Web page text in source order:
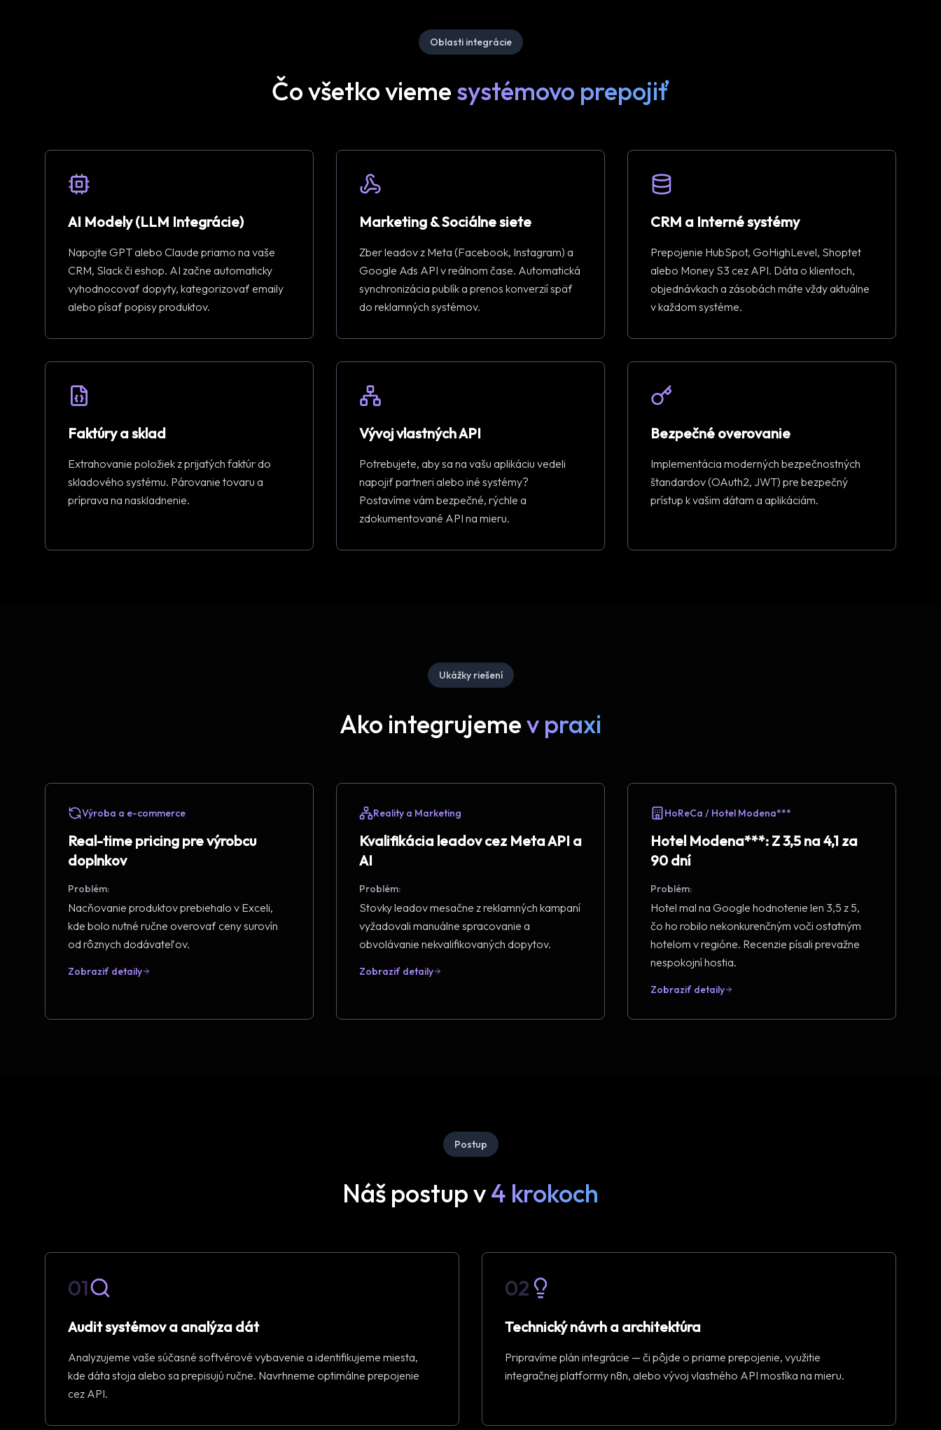
Oblasti integrácie
Čo všetko vieme systémovo prepojiť
AI Modely (LLM Integrácie)
Napojte GPT alebo Claude priamo na vaše
CRM, Slack či eshop. AI začne automaticky
vyhodnocovať dopyty, kategorizovať emaily
alebo písať popisy produktov.
Marketing & Sociálne siete
Zber leadov z Meta (Facebook, Instagram) a
Google Ads API v reálnom čase. Automatická
synchronizácia publík a prenos konverzií späť
do reklamných systémov.
CRM a Interné systémy
Prepojenie HubSpot, GoHighLevel, Shoptet
alebo Money S3 cez API. Dáta o klientoch,
objednávkach a zásobách máte vždy aktuálne
v každom systéme.
Faktúry a sklad
Extrahovanie položiek z prijatých faktúr do
skladového systému. Párovanie tovaru a
príprava na naskladnenie.
Vývoj vlastných API
Potrebujete, aby sa na vašu aplikáciu vedeli
napojiť partneri alebo iné systémy?
Postavíme vám bezpečné, rýchle a
zdokumentované API na mieru.
Bezpečné overovanie
Implementácia moderných bezpečnostných
štandardov (OAuth2, JWT) pre bezpečný
prístup k vašim dátam a aplikáciám.
Ukážky riešení
Ako integrujemev praxi
Výroba a e-commerce
Real-time pricing pre výrobcu
doplnkov
Problém:
Nacňovanie produktov prebiehalo v Exceli,
kde bolo nutné ručne overovať ceny surovín
od rôznych dodávateľov.
Zobraziť detaily
Reality a Marketing
Kvalifikácia leadov cez Meta API a
AI
Problém:
Stovky leadov mesačne z reklamných kampaní
vyžadovali manuálne spracovanie a
obvolávanie nekvalifikovaných dopytov.
Zobraziť detaily
HoReCa / Hotel Modena***
Hotel Modena***: Z 3,5 na 4,1 za
90 dní
Problém:
Hotel mal na Google hodnotenie len 3,5 z 5,
čo ho robilo nekonkurenčným voči ostatným
hotelom v regióne. Recenzie písali prevažne
nespokojní hostia.
Zobraziť detaily
Postup
Náš postup v4 krokoch
01
Audit systémov a analýza dát
Analyzujeme vaše súčasné softvérové vybavenie a identifikujeme miesta,
kde dáta stoja alebo sa prepisujú ručne. Navrhneme optimálne prepojenie
cez API.
02
Technický návrh a architektúra
Pripravíme plán integrácie — či pôjde o priame prepojenie, využitie
integračnej platformy n8n, alebo vývoj vlastného API mostíka na mieru.